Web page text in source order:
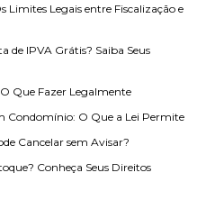
Legais entre Fiscalização e
de IPVA Grátis? Saiba Seus
Que Fazer Legalmente
Condomínio: O Que a Lei Permite
Cancelar sem Avisar?
Conheça Seus Direitos